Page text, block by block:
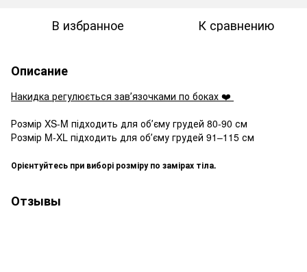
В избранное К сравнению
Описание
Накидка регулюється завʼязочками по боках ❤️
Розмір XS-M підходить для обʼєму грудей 80-90 см
Розмір M-XL підходить для обʼєму грудей 91–115 см
Орієнтуйтесь при виборі розміру по замірах тіла.
Отзывы